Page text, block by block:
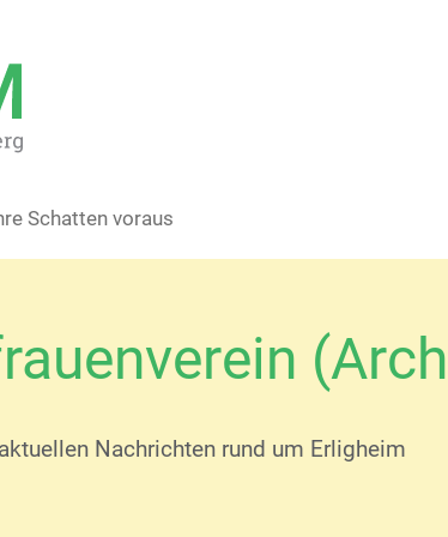
Schatten voraus
Nachrichten rund um Erligheim